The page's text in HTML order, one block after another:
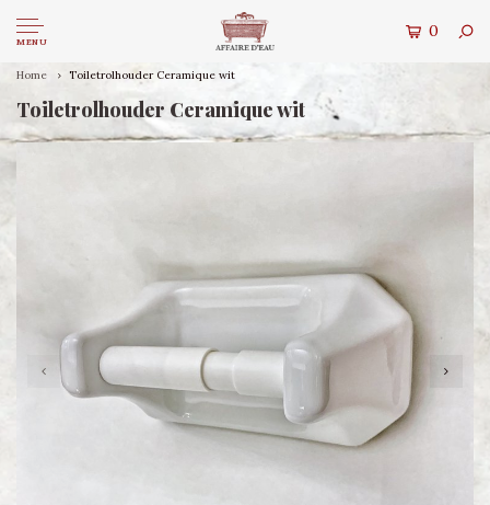
MENU
0
Home Toiletrolhouder Ceramique wit
Toiletrolhouder Ceramique wit